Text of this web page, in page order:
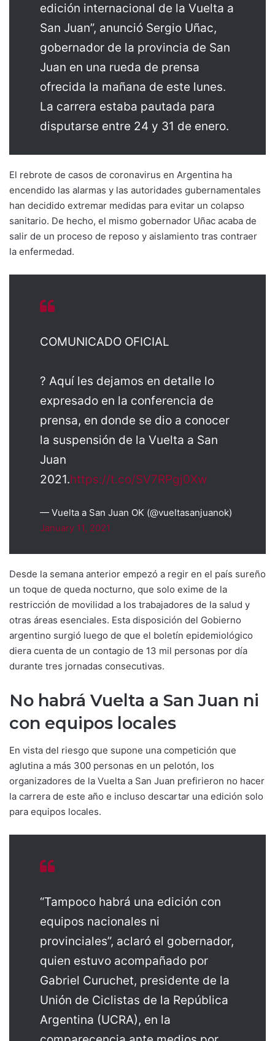
edición internacional de la Vuelta a
San Juan”, anunció Sergio Uñac,
gobernador de la provincia de San
Juan en una rueda de prensa
ofrecida la mañana de este lunes.
La carrera estaba pautada para
disputarse entre 24 y 31 de enero.
El rebrote de casos de coronavirus en Argentina ha
encendido las alarmas y las autoridades gubernamentales
han decidido extremar medidas para evitar un colapso
sanitario. De hecho, el mismo gobernador Uñac acaba de
salir de un proceso de reposo y aislamiento tras contraer
la enfermedad.
COMUNICADO OFICIAL
? Aquí les dejamos en detalle lo
expresado en la conferencia de
prensa, en donde se dio a conocer
la suspensión de la Vuelta a San
Juan
2021.https://t.co/SV7RPgj0Xw
— Vuelta a San Juan OK (@vueltasanjuanok)
January 11, 2021
Desde la semana anterior empezó a regir en el país sureño
un toque de queda nocturno, que solo exime de la
restricción de movilidad a los trabajadores de la salud y
otras áreas esenciales. Esta disposición del Gobierno
argentino surgió luego de que el boletín epidemiológico
diera cuenta de un contagio de 13 mil personas por día
durante tres jornadas consecutivas.
No habrá Vuelta a San Juan ni
con equipos locales
En vista del riesgo que supone una competición que
aglutina a más 300 personas en un pelotón, los
organizadores de la Vuelta a San Juan prefirieron no hacer
la carrera de este año e incluso descartar una edición solo
para equipos locales.
“Tampoco habrá una edición con
equipos nacionales ni
provinciales”, aclaró el gobernador,
quien estuvo acompañado por
Gabriel Curuchet, presidente de la
Unión de Ciclistas de la República
Argentina (UCRA), en la